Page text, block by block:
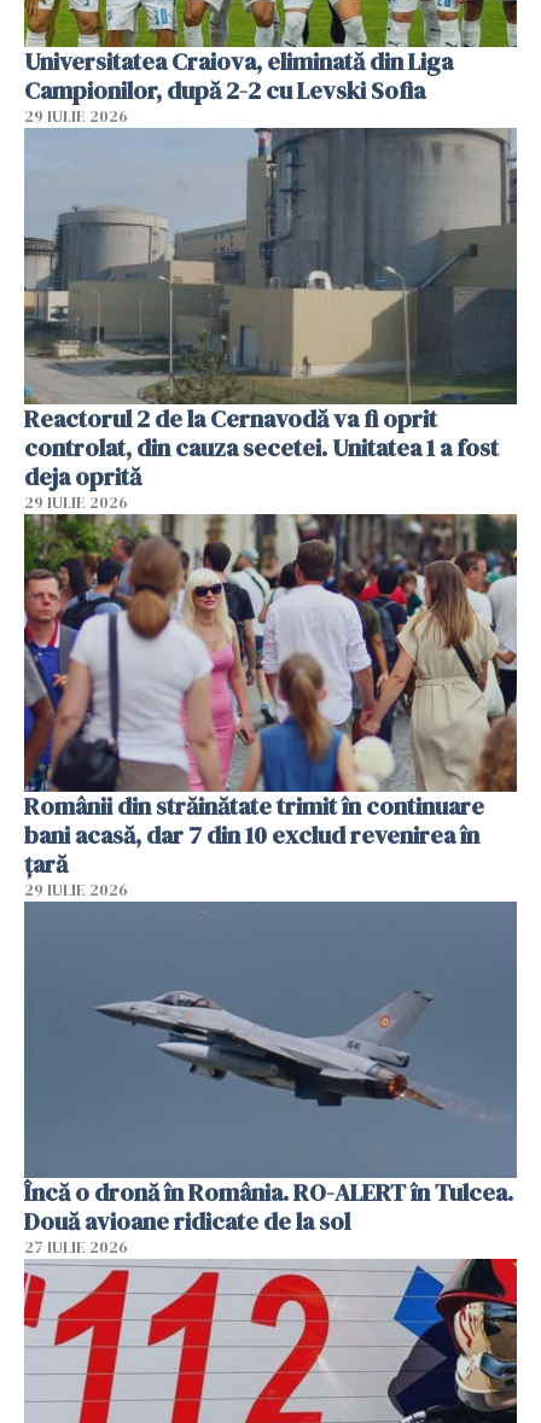
Universitatea Craiova, eliminată din Liga
Campionilor, după 2-2 cu Levski Sofia
29 IULIE 2026
Reactorul 2 de la Cernavodă va fi oprit
controlat, din cauza secetei. Unitatea 1 a fost
deja oprită
29 IULIE 2026
Românii din străinătate trimit în continuare
bani acasă, dar 7 din 10 exclud revenirea în
țară
29 IULIE 2026
Încă o dronă în România. RO-ALERT în Tulcea.
Două avioane ridicate de la sol
27 IULIE 2026